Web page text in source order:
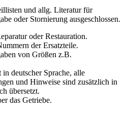
und allg. Literatur für
oder Stornierung ausgeschlossen.
oder Restauration.
der Ersatzteile.
von Größen z.B.
deutscher Sprache, alle
und Hinweise sind zusätzlich in
übersetzt.
das Getriebe.